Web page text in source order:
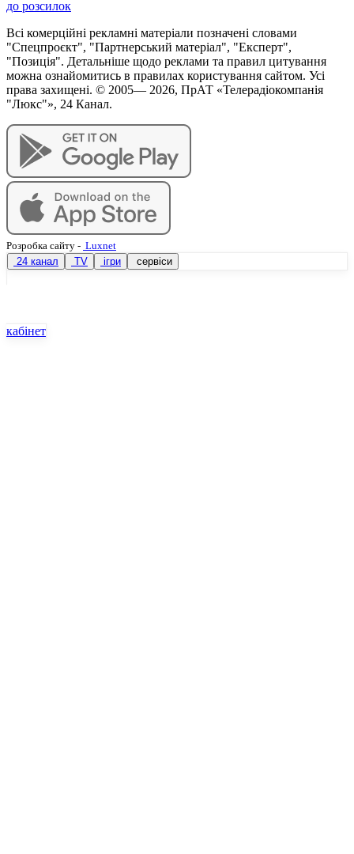
до розсилок
Всі комерційні рекламні матеріали позначені словами
"Спецпроєкт", "Партнерський матеріал", "Експерт",
"Позиція". Детальніше щодо реклами та правил цитування
можна ознайомитись в правилах користування сайтом. Усі
права захищені. © 2005— 2026, ПрАТ «Телерадіокомпанія
"Люкс"», 24 Канал.
Розробка сайту - Luxnet
24 канал
TV ігри сервіси
кабінет